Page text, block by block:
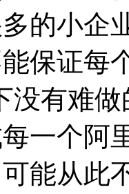
的小企
保证每
没有难
一个阿
能从此